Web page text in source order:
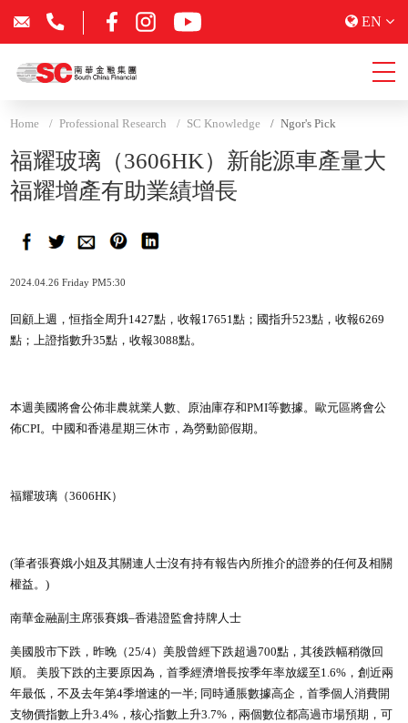
EN
Home Professional Research SC Knowledge Ngor's Pick
福耀玻璃（3606HK）新能源車產量大
福耀增產有助業績增長
2024.04.26 Friday PM5:30
回顧上週，恒指全周升1427點，收報17651點；國指升523點，收報6269
點；上證指數升35點，收報3088點。
本週美國將會公佈非農就業人數、原油庫存和PMI等數據。歐元區將會公
佈CPI。中國和香港星期三休市，為勞動節假期。
福耀玻璃（3606HK）
(筆者張賽娥小姐及其關連人士沒有持有報告內所推介的證券的任何及相關
權益。)
南華金融副主席張賽娥–香港證監會持牌人士
美國股市下跌，昨晚（25/4）美股曾經下跌超過700點，其後跌幅稍微回
順。 美股下跌的主要原因為，首季經濟增長按季年率放緩至1.6%，創近兩
年最低，不及去年第4季增速的一半; 同時通脹數據高企，首季個人消費開
支物價指數上升3.4%，核心指數上升3.7%，兩個數位都高過市場預期，可